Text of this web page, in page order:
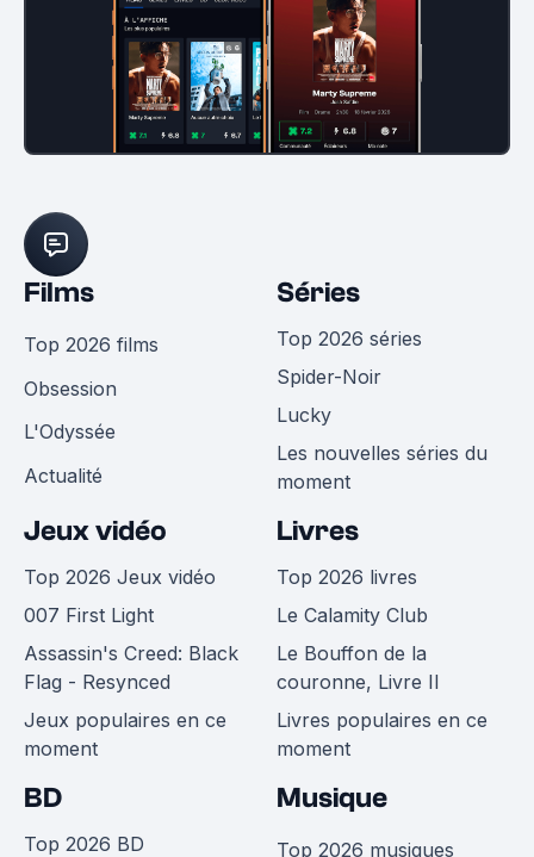
Films
Top 2026 films
Obsession
L'Odyssée
Actualité
Séries
Top 2026 séries
Spider-Noir
Lucky
Les nouvelles séries du
moment
Jeux vidéo
Top 2026 Jeux vidéo
007 First Light
Assassin's Creed: Black
Flag - Resynced
Jeux populaires en ce
moment
Livres
Top 2026 livres
Le Calamity Club
Le Bouffon de la
couronne, Livre II
Livres populaires en ce
moment
BD
Top 2026 BD
Musique
Top 2026 musiques